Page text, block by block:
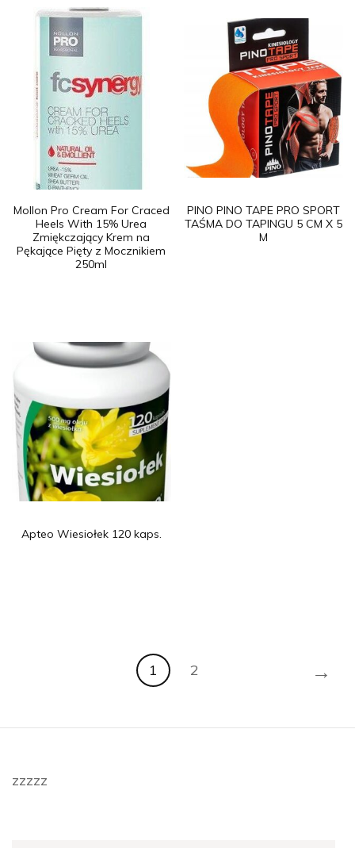
Mollon Pro Cream For Craced
Heels With 15% Urea
Zmiękczający Krem na
Pękające Pięty z Mocznikiem
250ml
PINO PINO TAPE PRO SPORT
TAŚMA DO TAPINGU 5 CM X 5
M
Apteo Wiesiołek 120 kaps.
1 2 →
zzzzz